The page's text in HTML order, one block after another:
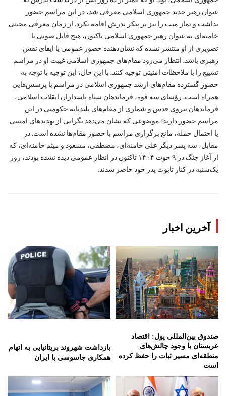
عنوان رهبر جدید جمهوری اسلامی معرفی شد، در این مراسم حضور
نداشت و نماز میت را نیز بر پیکر پدرش اقامه نکرد. از زمان معرفی مجتبی
خامنه‌ای به عنوان رهبر جمهوری اسلامی تاکنون، هیچ فایل صوتی یا
تصویری از او منتشر نشده که نشان‌دهنده حضور عمومی یا ایفای نقش
رهبری باشد. انتظار می‌رود مقام‌های جمهوری اسلامی غیبت او در مراسم
تشییع را با ملاحظات امنیتی توجیه کنند. با این حال، این توجیه با توجه به
حضور گسترده مقام‌های ارشد جمهوری اسلامی در مراسم با پرسش‌هایی
همراه است. رؤسای سه قوه، فرماندهان سپاه پاسداران انقلاب اسلامی،
فرماندهان نیروی قدس و شماری از مقام‌های بلندپایه حکومتی در این
مراسم حضور دارند؛ موضوعی که نشان می‌دهد نگرانی از تهدیدهای امنیتی
یا احتمال حمله، مانع برگزاری مراسم با حضور مقام‌ها نشده است. در
مقابل، سه پسر دیگر علی خامنه‌ای، مصطفی، مسعود و میثم خامنه‌ای، که
از آغاز جنگ در ۹ حوت ۱۴۰۴ تاکنون در انظار عمومی دیده نشده بودند، روز
یک‌شنبه در کنار تابوت پدر خود حاضر شدند.
آخرین اخبار
صندوق بین‌المللی پول: اقتصاد
عربستان با وجود چالش‌های
منطقه‌ای مسیر ثبات را حفظ کرده
است
بازداشت شهروند بریتانیایی به اتهام
همکاری جاسوسی با ایران